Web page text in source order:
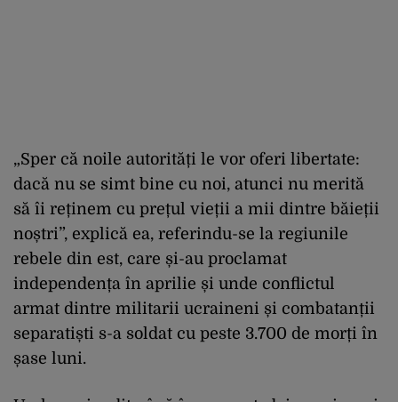
„Sper că noile autorități le vor oferi libertate:
dacă nu se simt bine cu noi, atunci nu merită
să îi reținem cu prețul vieții a mii dintre băieții
noștri”, explică ea, referindu-se la regiunile
rebele din est, care și-au proclamat
independența în aprilie și unde conflictul
armat dintre militarii ucraineni și combatanții
separatiști s-a soldat cu peste 3.700 de morți în
șase luni.